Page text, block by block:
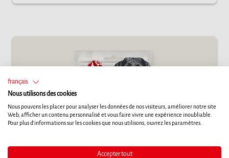
français
Nous utilisons des cookies
Nous pouvons les placer pour analyser les données de nos visiteurs, améliorer notre site
Web, afficher un contenu personnalisé et vous faire vivre une expérience inoubliable.
Pour plus d'informations sur les cookies que nous utilisons, ouvrez les paramètres.
Accepter tout